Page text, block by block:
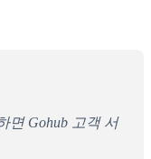
면 Gohub 고객 서